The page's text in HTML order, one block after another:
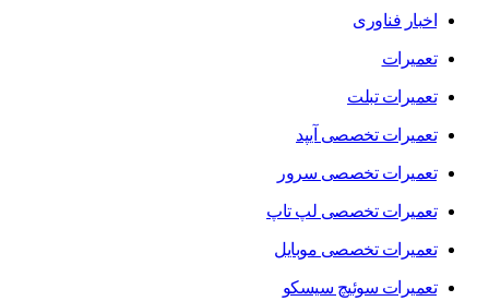
اخبار فناوری
تعمیرات
تعمیرات تبلت
تعمیرات تخصصی آیپد
تعمیرات تخصصی سرور
تعمیرات تخصصی لپ تاپ
تعمیرات تخصصی موبایل
تعمیرات سوئیچ سیسکو